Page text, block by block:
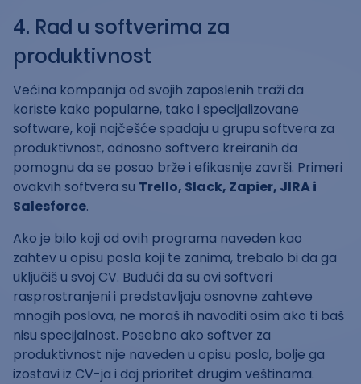
4. Rad u softverima za
produktivnost
Većina kompanija od svojih zaposlenih traži da
koriste kako popularne, tako i specijalizovane
software, koji najčešće spadaju u grupu softvera za
produktivnost, odnosno softvera kreiranih da
pomognu da se posao brže i efikasnije završi. Primeri
ovakvih softvera su Trello, Slack, Zapier, JIRA i
Salesforce.
Ako je bilo koji od ovih programa naveden kao
zahtev u opisu posla koji te zanima, trebalo bi da ga
uključiš u svoj CV. Budući da su ovi softveri
rasprostranjeni i predstavljaju osnovne zahteve
mnogih poslova, ne moraš ih navoditi osim ako ti baš
nisu specijalnost. Posebno ako softver za
produktivnost nije naveden u opisu posla, bolje ga
izostavi iz CV-ja i daj prioritet drugim veštinama.